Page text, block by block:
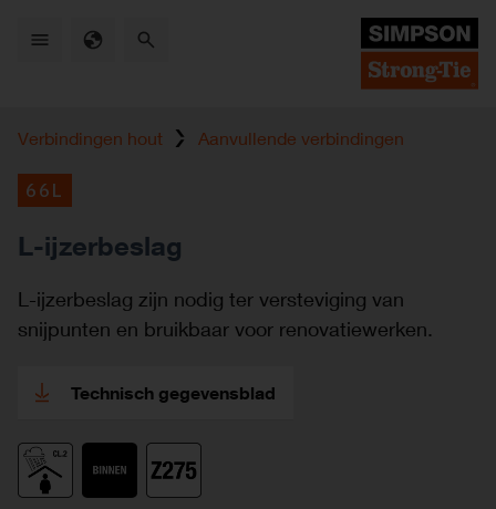
Verbindingen hout Aanvullende verbindingen
66L
L-ijzerbeslag
L-ijzerbeslag zijn nodig ter versteviging van
snijpunten en bruikbaar voor renovatiewerken.
Technisch gegevensblad